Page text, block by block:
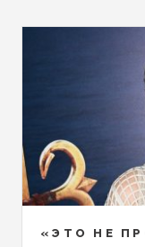
«ЭТО НЕ